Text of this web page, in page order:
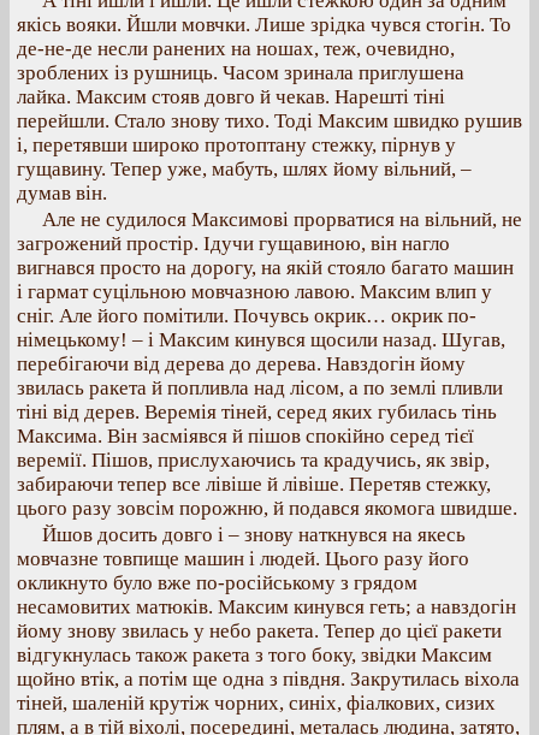
якісь вояки. Йшли мовчки. Лише зрідка чувся стогін. То
де-не-де несли ранених на ношах, теж, очевидно,
зроблених із рушниць. Часом зринала приглушена
лайка. Максим стояв довго й чекав. Нарешті тіні
перейшли. Стало знову тихо. Тоді Максим швидко рушив
і, перетявши широко протоптану стежку, пірнув у
гущавину. Тепер уже, мабуть, шлях йому вільний, –
думав він.
Але не судилося Максимові прорватися на вільний, не
загрожений простір. Ідучи гущавиною, він нагло
вигнався просто на дорогу, на якій стояло багато машин
і гармат суцільною мовчазною лавою. Максим влип у
сніг. Але його помітили. Почувсь окрик… окрик по-
німецькому! – і Максим кинувся щосили назад. Шугав,
перебігаючи від дерева до дерева. Навздогін йому
звилась ракета й попливла над лісом, а по землі пливли
тіні від дерев. Веремія тіней, серед яких губилась тінь
Максима. Він засміявся й пішов спокійно серед тієї
веремії. Пішов, прислухаючись та крадучись, як звір,
забираючи тепер все лівіше й лівіше. Перетяв стежку,
цього разу зовсім порожню, й подався якомога швидше.
Йшов досить довго і – знову наткнувся на якесь
мовчазне товпище машин і людей. Цього разу його
окликнуто було вже по-російському з грядом
несамовитих матюків. Максим кинувся геть; а навздогін
йому знову звилась у небо ракета. Тепер до цієї ракети
відгукнулась також ракета з того боку, звідки Максим
щойно втік, а потім ще одна з півдня. Закрутилась віхола
тіней, шаленій крутіж чорних, синіх, фіалкових, сизих
плям, а в тій віхолі, посередині, металась людина, затято,